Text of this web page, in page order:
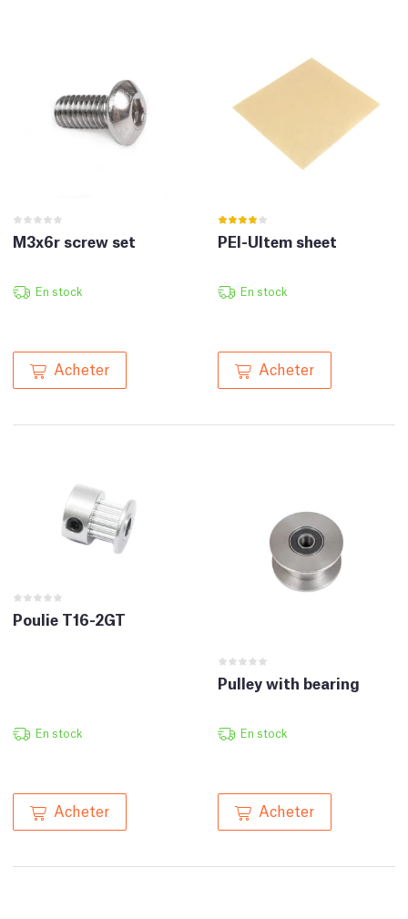
M3x6r screw set
En stock
Acheter
PEI-Ultem sheet
En stock
Acheter
Poulie T16-2GT
En stock
Acheter
Pulley with bearing
En stock
Acheter